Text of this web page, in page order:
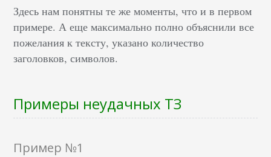
Здесь нам понятны те же моменты, что и в первом
примере. А еще максимально полно объяснили все
пожелания к тексту, указано количество
заголовков, символов.
Примеры неудачных ТЗ
Пример №1